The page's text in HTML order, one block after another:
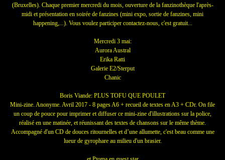
(Bruxelles). Chaque premier mercredi du mois, ouverture de la fanzinothèque l'après-
midi et présentation en soirée de fanzines (mini expo, sortie de fanzines, mini
happening,...). Vous voulez participer contactez-nous, c'est gratuit...
Mercredi 3 mai:
Aurora Austral
Erika Ratti
Galerie E2/Sterput
Chanic
Boris Viande: PLUS TOFU QUE POULET
Mini-zine. Anonyme. Avril 2017 - 8 pages A6 + recueil de textes en A3 + CDr. On file
un coup de pouce pour imprimer et diffuser ce mini-zine d'illustrations sur la police,
réalisé en une matinée, et réunissant des textes de chansons sur le même thème.
Accompagné d'un CD de douces ritournelles et d’une allumette, c'est beau comme une
lueur de gyrophare au milieu d'un brasier.